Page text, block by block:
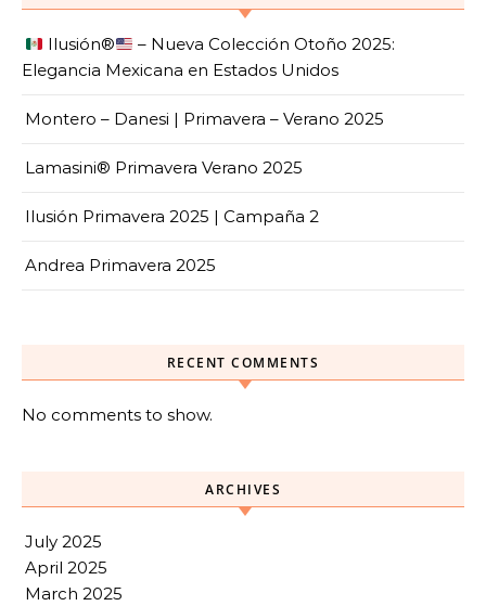
Ilusión®️
– Nueva Colección Otoño 2025:
Elegancia Mexicana en Estados Unidos
Montero – Danesi | Primavera – Verano 2025
Lamasini® Primavera Verano 2025
Ilusión Primavera 2025 | Campaña 2
Andrea Primavera 2025
RECENT COMMENTS
No comments to show.
ARCHIVES
July 2025
April 2025
March 2025